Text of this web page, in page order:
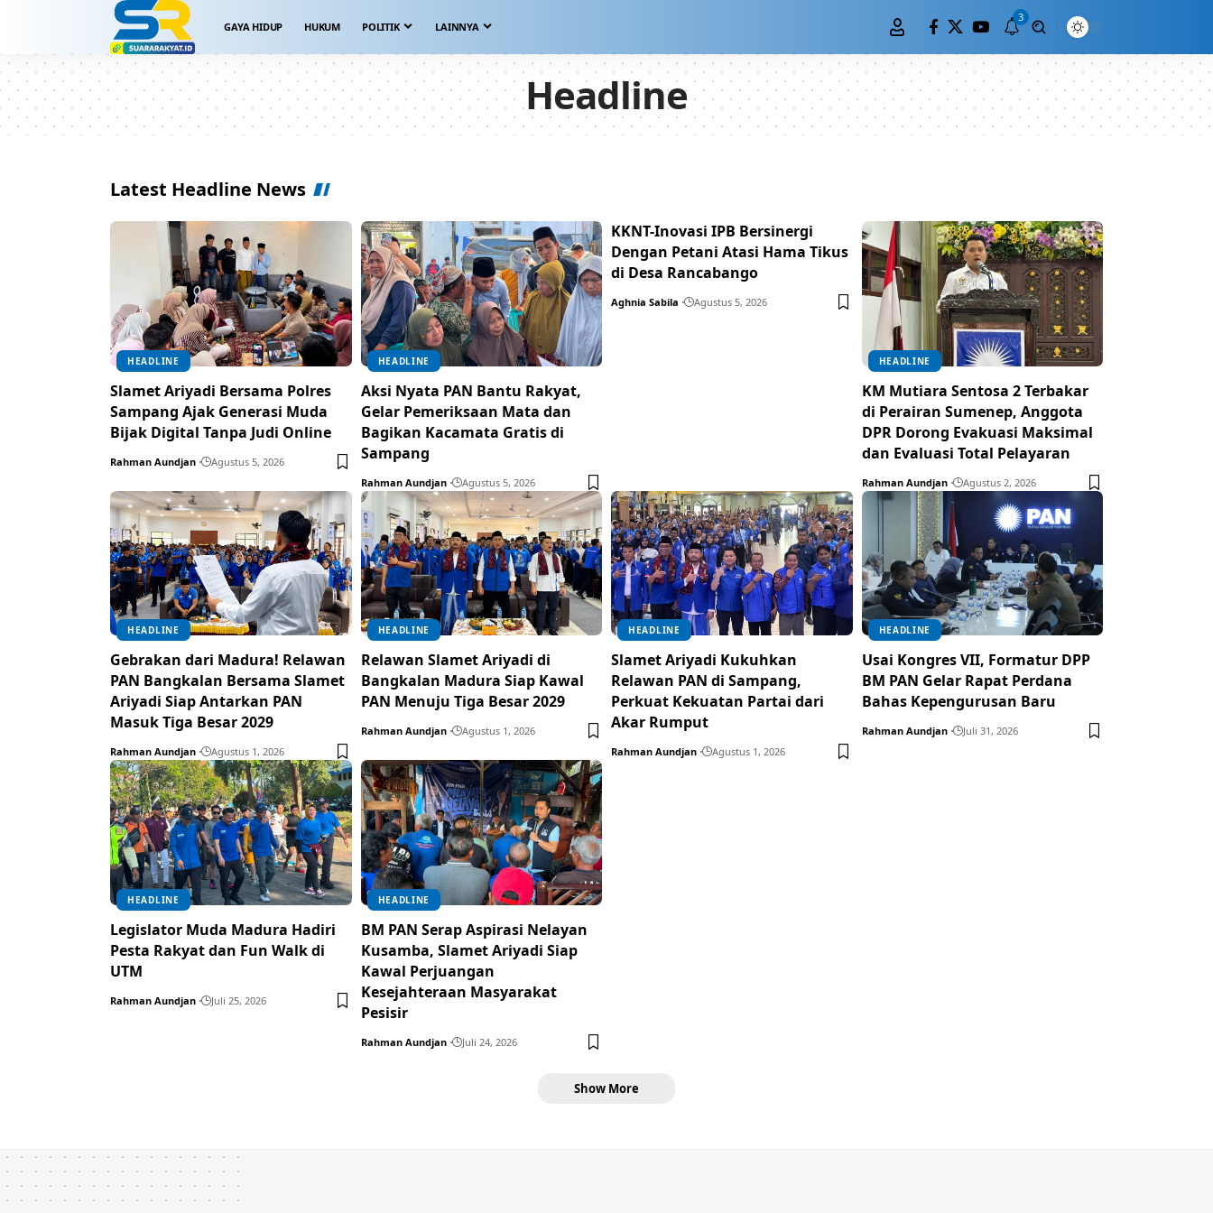
GAYA HIDUP HUKUM POLITIK LAINNYA
3
Headline
Latest Headline News
HEADLINE
Slamet Ariyadi Bersama Polres
Sampang Ajak Generasi Muda
Bijak Digital Tanpa Judi Online
Rahman Aundjan Agustus 5, 2026
HEADLINE
Aksi Nyata PAN Bantu Rakyat,
Gelar Pemeriksaan Mata dan
Bagikan Kacamata Gratis di
Sampang
Rahman Aundjan Agustus 5, 2026
KKNT-Inovasi IPB Bersinergi
Dengan Petani Atasi Hama Tikus
di Desa Rancabango
Aghnia Sabila Agustus 5, 2026
HEADLINE
KM Mutiara Sentosa 2 Terbakar
di Perairan Sumenep, Anggota
DPR Dorong Evakuasi Maksimal
dan Evaluasi Total Pelayaran
Rahman Aundjan Agustus 2, 2026
HEADLINE
Gebrakan dari Madura! Relawan
PAN Bangkalan Bersama Slamet
Ariyadi Siap Antarkan PAN
Masuk Tiga Besar 2029
Rahman Aundjan Agustus 1, 2026
HEADLINE
Relawan Slamet Ariyadi di
Bangkalan Madura Siap Kawal
PAN Menuju Tiga Besar 2029
Rahman Aundjan Agustus 1, 2026
HEADLINE
Slamet Ariyadi Kukuhkan
Relawan PAN di Sampang,
Perkuat Kekuatan Partai dari
Akar Rumput
Rahman Aundjan Agustus 1, 2026
HEADLINE
Usai Kongres VII, Formatur DPP
BM PAN Gelar Rapat Perdana
Bahas Kepengurusan Baru
Rahman Aundjan Juli 31, 2026
HEADLINE
Legislator Muda Madura Hadiri
Pesta Rakyat dan Fun Walk di
UTM
Rahman Aundjan Juli 25, 2026
HEADLINE
BM PAN Serap Aspirasi Nelayan
Kusamba, Slamet Ariyadi Siap
Kawal Perjuangan
Kesejahteraan Masyarakat
Pesisir
Rahman Aundjan Juli 24, 2026
Show More